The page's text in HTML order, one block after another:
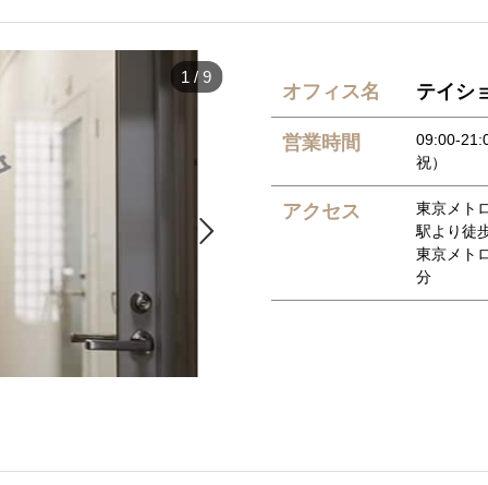

1 / 9
オフィス名 テイシ
営業時間
09:00-
祝）
アクセス
東京メト
駅より徒
東京メト
分